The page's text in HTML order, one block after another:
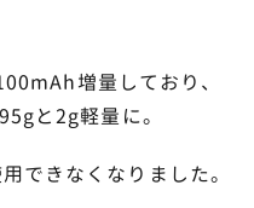
増量しており、
と2g軽量に。
できなくなりました。